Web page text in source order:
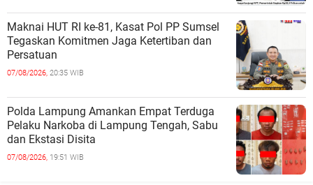
Maknai HUT RI ke-81, Kasat Pol PP Sumsel
Tegaskan Komitmen Jaga Ketertiban dan
Persatuan
07/08/2026, 20:35 WIB
Polda Lampung Amankan Empat Terduga
Pelaku Narkoba di Lampung Tengah, Sabu
dan Ekstasi Disita
07/08/2026, 19:51 WIB